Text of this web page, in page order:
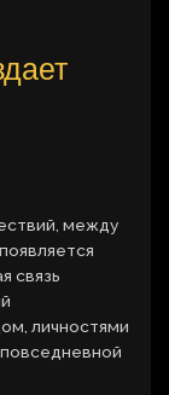
между
связь
личностями